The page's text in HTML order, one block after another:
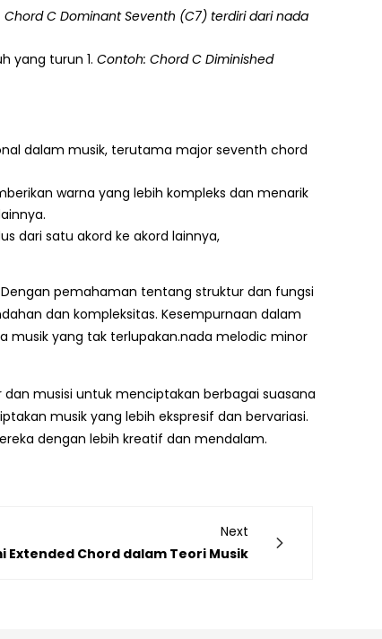
Chord C Dominant Seventh (C7) terdiri dari nada
yang turun 1. Contoh: Chord C Diminished
dalam musik, terutama major seventh chord
warna yang lebih kompleks dan menarik
dari satu akord ke akord lainnya,
pemahaman tentang struktur dan fungsi
dan kompleksitas. Kesempurnaan dalam
yang tak terlupakan.nada melodic minor
musisi untuk menciptakan berbagai suasana
musik yang lebih ekspresif dan bervariasi.
dengan lebih kreatif dan mendalam.
Next
Extended Chord dalam Teori Musik